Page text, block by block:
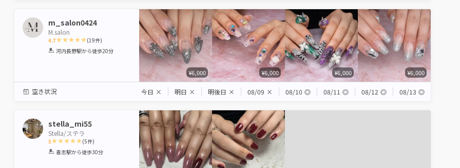
m_salon0424
M.salon
4.7
1 2 3 4 5
(19件)
河内長野駅から徒歩20分
¥6,000 ¥6,000 ¥6,000 ¥6,000
空き状況 今日 × 明日 × 明後日 × 08/09 × 08/10 ◎ 08/11 ◎ 08/12 ◎ 08/13 ◎
stella_mi55
Stella/ステラ
5
1 2 3 4 5
(5件)
喜志駅から徒歩30分